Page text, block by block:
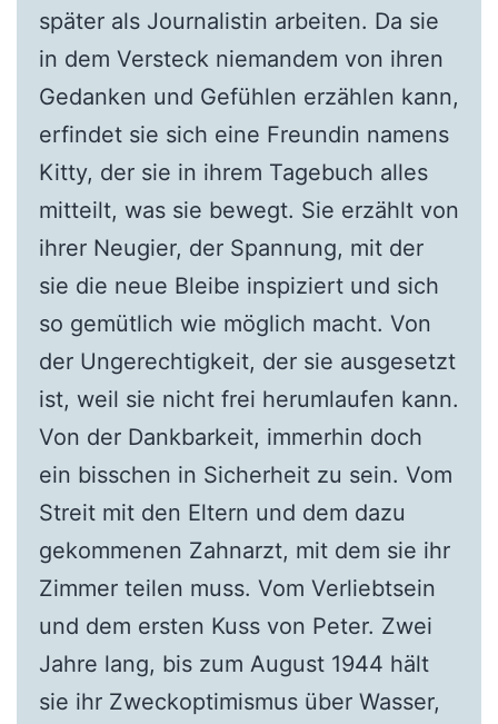
später als Journalistin arbeiten. Da sie
in dem Versteck niemandem von ihren
Gedanken und Gefühlen erzählen kann,
erfindet sie sich eine Freundin namens
Kitty, der sie in ihrem Tagebuch alles
mitteilt, was sie bewegt. Sie erzählt von
ihrer Neugier, der Spannung, mit der
sie die neue Bleibe inspiziert und sich
so gemütlich wie möglich macht. Von
der Ungerechtigkeit, der sie ausgesetzt
ist, weil sie nicht frei herumlaufen kann.
Von der Dankbarkeit, immerhin doch
ein bisschen in Sicherheit zu sein. Vom
Streit mit den Eltern und dem dazu
gekommenen Zahnarzt, mit dem sie ihr
Zimmer teilen muss. Vom Verliebtsein
und dem ersten Kuss von Peter. Zwei
Jahre lang, bis zum August 1944 hält
sie ihr Zweckoptimismus über Wasser,